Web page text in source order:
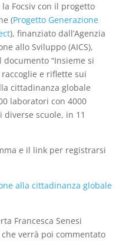
Focsiv con il progetto
(Progetto Generazione
), finanziato dall’Agenzia
allo Sviluppo (AICS),
“Insieme si
e riflette sui
cittadinanza globale
laboratori con 4000
scuole, in 11
e il link per registrarsi
alla cittadinanza globale
Francesca Senesi
verrà poi commentato